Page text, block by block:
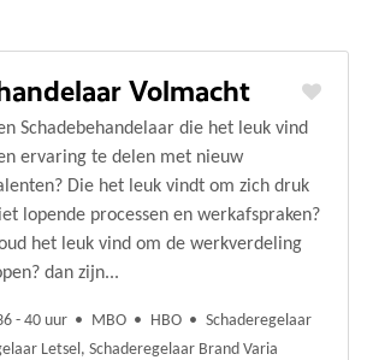
Volmacht
Schadebehandelaar die het leuk vind
ervaring te delen met nieuw
Die het leuk vindt om zich druk
lopende processen en werkafspraken?
het leuk vind om de werkverdeling
dan zijn...
- 40 uur MBO HBO
Schaderegelaar
Letsel, Schaderegelaar Brand Varia